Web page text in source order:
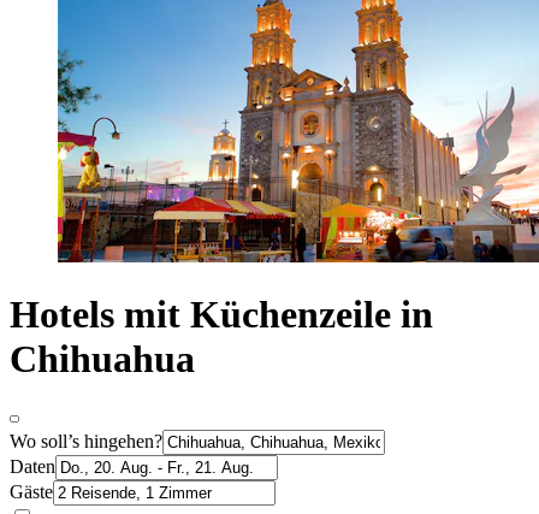
Hotels mit Küchenzeile in
Chihuahua
Wo soll’s hingehen?
Daten
Gäste